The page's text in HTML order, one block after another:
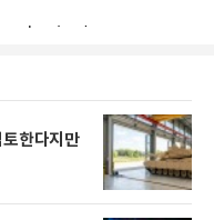
한다지만